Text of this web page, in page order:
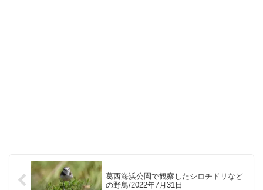
葛西海浜公園で観察したシロチドリなど
の野鳥/2022年7月31日